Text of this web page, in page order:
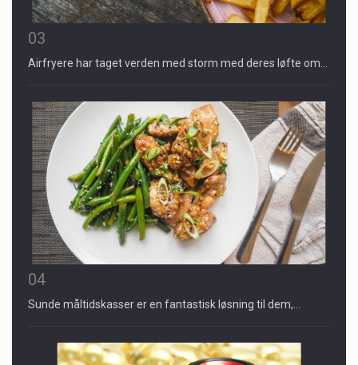
03
Airfryere har taget verden med storm med deres løfte om…
04
Sunde måltidskasser er en fantastisk løsning til dem,…